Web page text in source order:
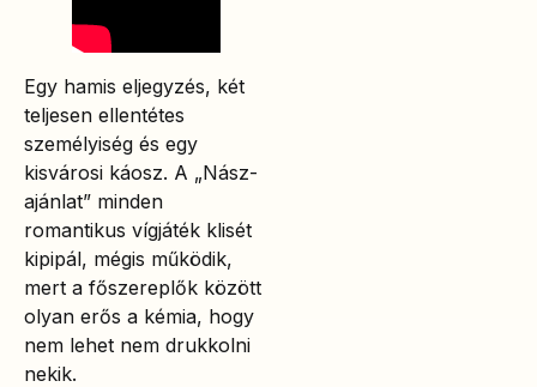
Egy hamis eljegyzés, két
teljesen ellentétes
személyiség és egy
kisvárosi káosz. A „Nász-
ajánlat” minden
romantikus vígjáték klisét
kipipál, mégis működik,
mert a főszereplők között
olyan erős a kémia, hogy
nem lehet nem drukkolni
nekik.